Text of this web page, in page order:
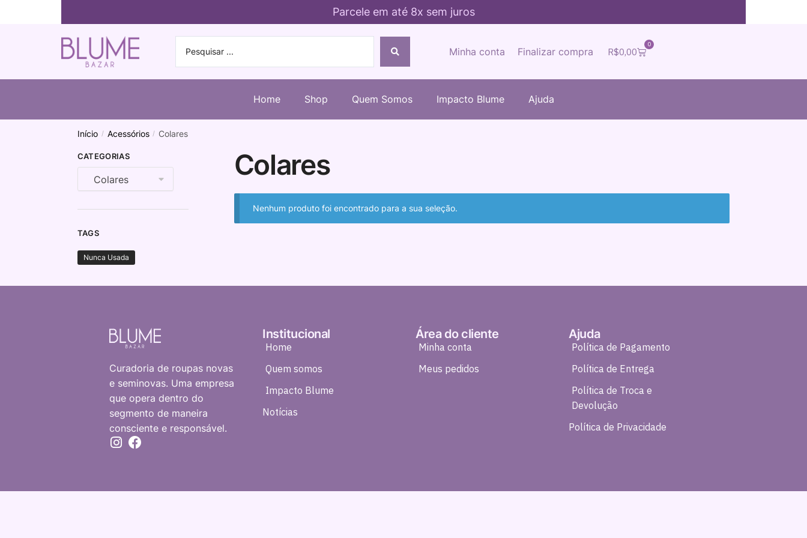
Parcele em até 8x sem juros
R$0,00
0
Minha conta Finalizar compra
Home Shop Quem Somos Impacto Blume Ajuda
Início / Acessórios / Colares
Colares
Nenhum produto foi encontrado para a sua seleção.
CATEGORIAS
TAGS
Nunca Usada
Curadoria de roupas novas
e seminovas. Uma empresa
que opera dentro do
segmento de maneira
consciente e responsável.
Institucional
Home
Quem somos
Impacto Blume
Notícias
Área do cliente
Minha conta
Meus pedidos
Ajuda
Política de Pagamento
Política de Entrega
Política de Troca e
Devolução
Política de Privacidade